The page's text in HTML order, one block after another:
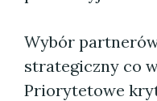
Wybór
strategiczny co
Priorytetowe